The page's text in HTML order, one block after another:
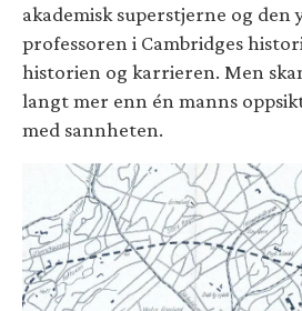
akademisk superstjerne og den
professoren i Cambridges
historien og karrieren. Men
langt mer enn én manns
med sannheten.